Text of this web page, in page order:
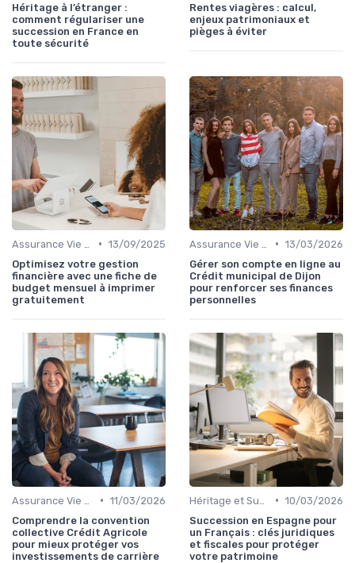
Héritage à l’étranger :
comment régulariser une
succession en France en
toute sécurité
Rentes viagères : calcul,
enjeux patrimoniaux et
pièges à éviter
• 13/09/2025
Optimisez votre gestion
financière avec une fiche de
budget mensuel à imprimer
gratuitement
• 13/03/2026
Gérer son compte en ligne au
Crédit municipal de Dijon
pour renforcer ses finances
personnelles
• 11/03/2026
Comprendre la convention
collective Crédit Agricole
pour mieux protéger vos
investissements de carrière
• 10/03/2026
Succession en Espagne pour
un Français : clés juridiques
et fiscales pour protéger
votre patrimoine